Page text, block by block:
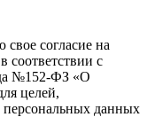
согласие на
соответствии с
№152-ФЗ «О
целей,
персональных данных